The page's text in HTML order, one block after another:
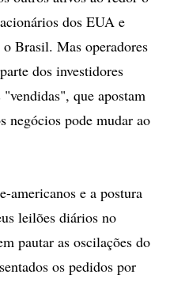
dos EUA e
Brasil. Mas operadores
dos investidores
que apostam
negócios pode mudar ao
americanos e a postura
leilões diários no
pautar as oscilações do
os pedidos por